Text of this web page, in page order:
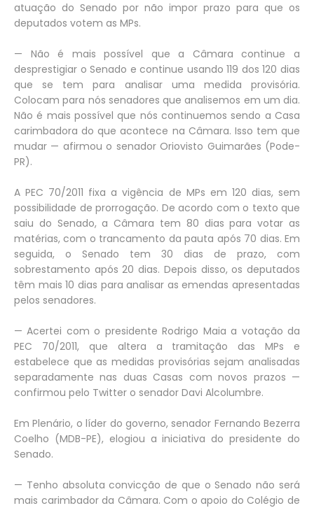
atuação do Senado por não impor prazo para que os
deputados votem as MPs.
— Não é mais possível que a Câmara continue a
desprestigiar o Senado e continue usando 119 dos 120 dias
que se tem para analisar uma medida provisória.
Colocam para nós senadores que analisemos em um dia.
Não é mais possível que nós continuemos sendo a Casa
carimbadora do que acontece na Câmara. Isso tem que
mudar — afirmou o senador Oriovisto Guimarães (Pode-
PR).
A PEC 70/2011 fixa a vigência de MPs em 120 dias, sem
possibilidade de prorrogação. De acordo com o texto que
saiu do Senado, a Câmara tem 80 dias para votar as
matérias, com o trancamento da pauta após 70 dias. Em
seguida, o Senado tem 30 dias de prazo, com
sobrestamento após 20 dias. Depois disso, os deputados
têm mais 10 dias para analisar as emendas apresentadas
pelos senadores.
— Acertei com o presidente Rodrigo Maia a votação da
PEC 70/2011, que altera a tramitação das MPs e
estabelece que as medidas provisórias sejam analisadas
separadamente nas duas Casas com novos prazos —
confirmou pelo Twitter o senador Davi Alcolumbre.
Em Plenário, o líder do governo, senador Fernando Bezerra
Coelho (MDB-PE), elogiou a iniciativa do presidente do
Senado.
— Tenho absoluta convicção de que o Senado não será
mais carimbador da Câmara. Com o apoio do Colégio de